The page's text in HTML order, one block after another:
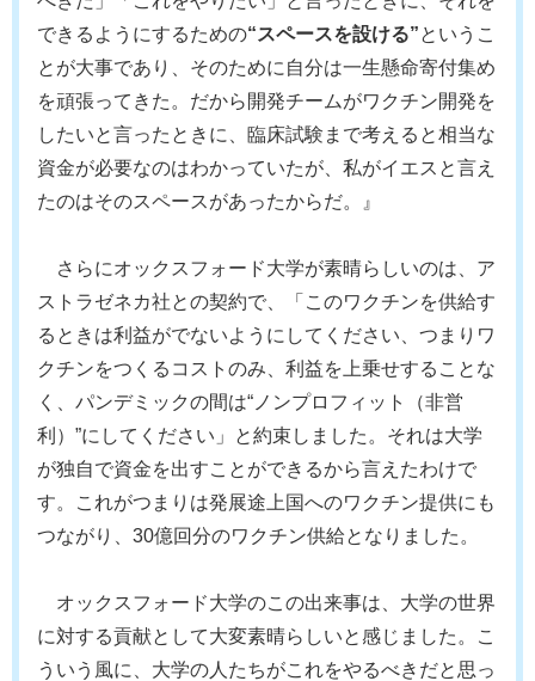
できるようにするための“スペースを設ける”というこ
とが大事であり、そのために自分は一生懸命寄付集め
を頑張ってきた。だから開発チームがワクチン開発を
したいと言ったときに、臨床試験まで考えると相当な
資金が必要なのはわかっていたが、私がイエスと言え
たのはそのスペースがあったからだ。』
さらにオックスフォード大学が素晴らしいのは、ア
ストラゼネカ社との契約で、「このワクチンを供給す
るときは利益がでないようにしてください、つまりワ
クチンをつくるコストのみ、利益を上乗せすることな
く、パンデミックの間は“ノンプロフィット（非営
利）”にしてください」と約束しました。それは大学
が独自で資金を出すことができるから言えたわけで
す。これがつまりは発展途上国へのワクチン提供にも
つながり、30億回分のワクチン供給となりました。
オックスフォード大学のこの出来事は、大学の世界
に対する貢献として大変素晴らしいと感じました。こ
ういう風に、大学の人たちがこれをやるべきだと思っ